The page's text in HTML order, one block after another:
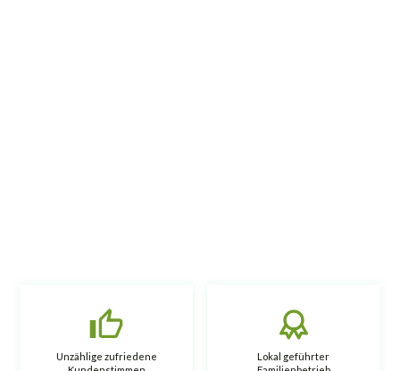
Unzählige zufriedene
Lokal geführter